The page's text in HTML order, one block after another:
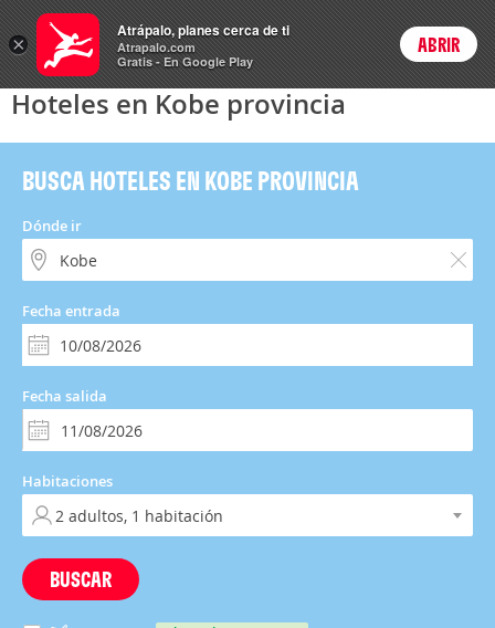
Hoteles Login
Hoteles en Kobe provincia
BUSCA HOTELES EN KOBE PROVINCIA
Dónde ir
Fecha entrada
Fecha salida
Habitaciones
BUSCAR
×
Atrápalo, planes cerca de ti
Atrapalo.com
Gratis - En Google Play
ABRIR